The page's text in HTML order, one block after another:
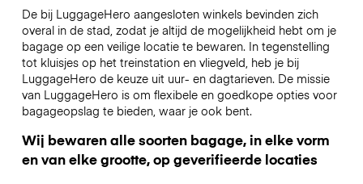
De bij LuggageHero aangesloten winkels bevinden zich
overal in de stad, zodat je altijd de mogelijkheid hebt om je
bagage op een veilige locatie te bewaren. In tegenstelling
tot kluisjes op het treinstation en vliegveld, heb je bij
LuggageHero de keuze uit uur- en dagtarieven. De missie
van LuggageHero is om flexibele en goedkope opties voor
bagageopslag te bieden, waar je ook bent.
Wij bewaren alle soorten bagage, in elke vorm
en van elke grootte, op geverifieerde locaties